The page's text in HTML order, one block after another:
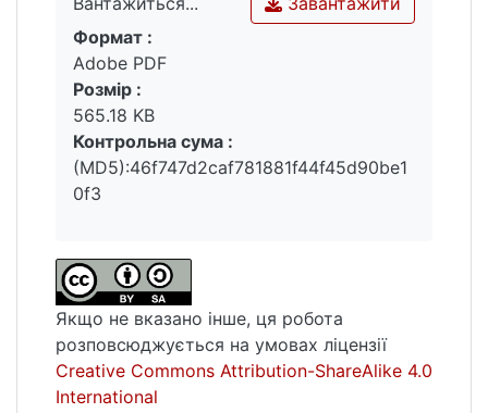
Вантажиться...
Формат :
Adobe PDF
Розмір :
565.18 KB
Контрольна сума :
(MD5):46f747d2caf781881f44f45d90be1
0f3
Якщо не вказано інше, ця робота
розповсюджується на умовах ліцензії
Creative Commons Attribution-ShareAlike 4.0
International